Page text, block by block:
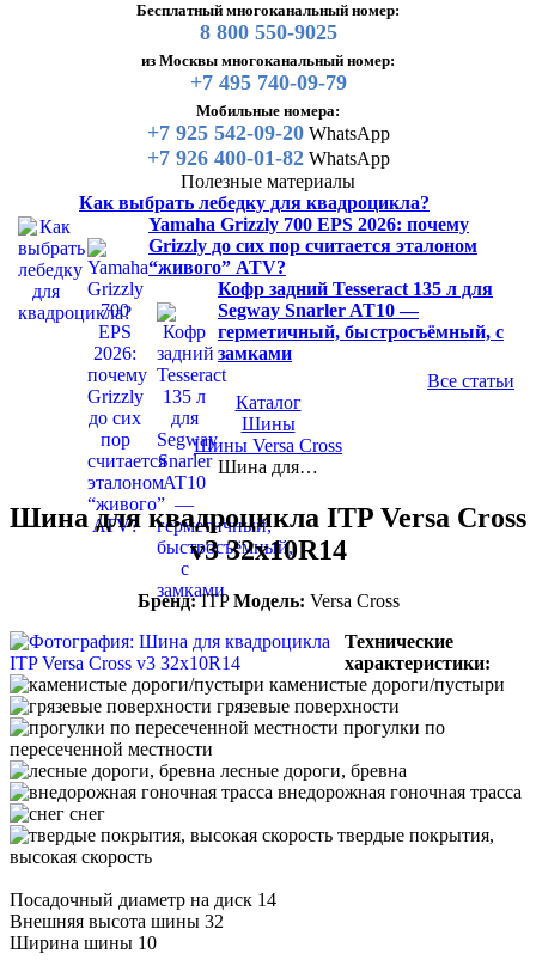
Бесплатный многоканальный номер:
8 800 550-9025
из Москвы многоканальный номер:
+7 495 740-09-79
Мобильные номера:
+7 925 542-09-20WhatsApp
+7 926 400-01-82WhatsApp
Полезные материалы
Как выбрать лебедку для квадроцикла?
Yamaha Grizzly 700 EPS 2026: почему
Grizzly до сих пор считается эталоном
“живого” ATV?
Кофр задний Tesseract 135 л для
Segway Snarler AT10 —
герметичный, быстросъёмный, с
замками
Все статьи
Каталог
Шины
Шины Versa Cross
Шина для…
Шина для квадроцикла ITP Versa Cross
v3 32x10R14
Бренд:ITP Модель: Versa Cross
Технические
характеристики:
каменистые дороги/пустыри
грязевые поверхности
прогулки по
пересеченной местности
лесные дороги, бревна
внедорожная гоночная трасса
снег
твердые покрытия,
высокая скорость
Посадочный диаметр на диск 14
Внешняя высота шины 32
Ширина шины 10